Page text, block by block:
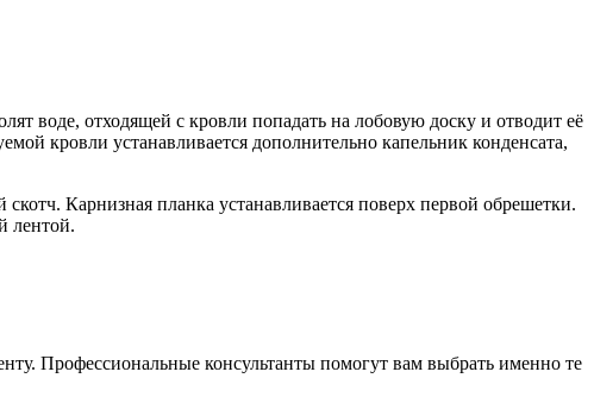
воде, отходящей с кровли попадать на лобовую доску и отводит её
кровли устанавливается дополнительно капельник конденсата,
Карнизная планка устанавливается поверх первой обрешетки.
лентой.
Профессиональные консультанты помогут вам выбрать именно те